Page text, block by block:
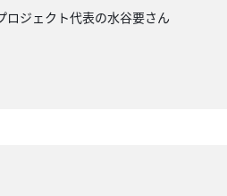
ジェクト代表の水谷要さん